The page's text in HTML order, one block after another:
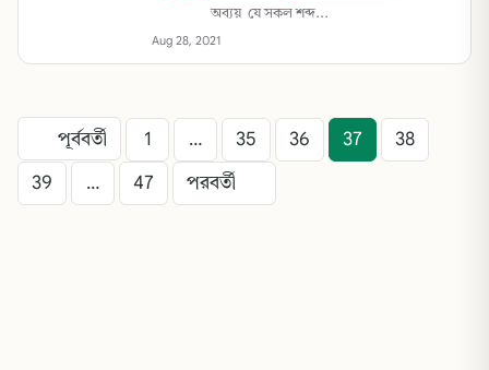
অব‍্যয় যে সকল শব্দ...
Aug 28, 2021
পূর্ববর্তী 1 … 35 36 37
38
39
… 47 পরবর্তী